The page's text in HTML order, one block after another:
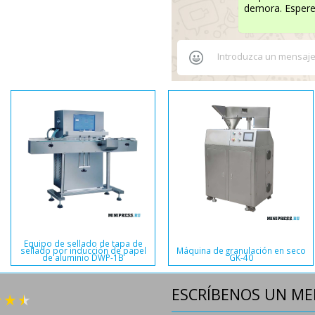
demora.
gelatina
Automatic packaging equipment
for liquids and viscous
substances SZP-25
Etiquetadora
doble cara ST-
ESCRÍBENOS UN